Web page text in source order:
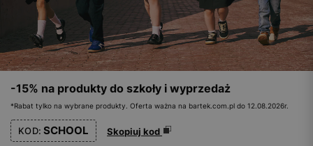
-15% na produkty do szkoły i wyprzedaż
*Rabat tylko na wybrane produkty. Oferta ważna na bartek.com.pl do 12.08.2026r.
KOD: SCHOOL Skopiuj kod